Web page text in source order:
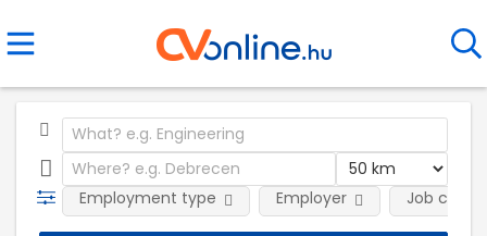
Employment type Employer Job